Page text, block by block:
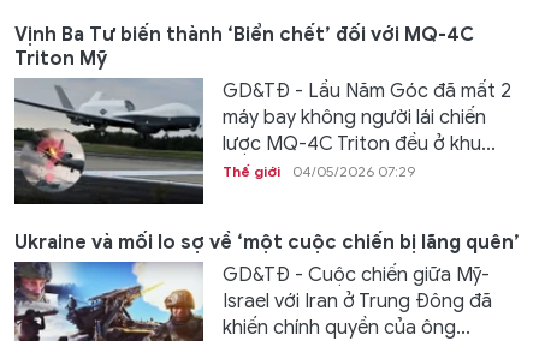
Vịnh Ba Tư biến thành ‘Biển chết’ đối với MQ-4C
Triton Mỹ
GD&TĐ - Lầu Năm Góc đã mất 2
máy bay không người lái chiến
lược MQ-4C Triton đều ở khu...
Thế giới 04/05/2026 07:29
Ukraine và mối lo sợ về ‘một cuộc chiến bị lãng quên’
GD&TĐ - Cuộc chiến giữa Mỹ-
Israel với Iran ở Trung Đông đã
khiến chính quyền của ông...